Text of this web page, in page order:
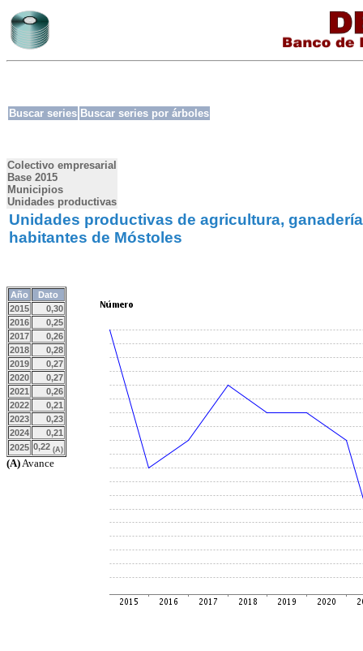
Buscar series Buscar series por árboles
Colectivo empresarial
Base 2015
Municipios
Unidades productivas
Unidades productivas de agricultura,
habitantes de Móstoles
Año
Dato
2015
0,30
2016
0,25
2017
0,26
2018
0,28
2019
0,27
2020
0,27
2021
0,26
2022
0,21
2023
0,23
2024
0,21
2025 0,22 (A)
(A)Avance